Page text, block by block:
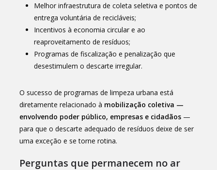
Melhor infraestrutura de coleta seletiva e pontos de
entrega voluntária de recicláveis;
Incentivos à economia circular e ao
reaproveitamento de resíduos;
Programas de fiscalização e penalização que
desestimulem o descarte irregular.
O sucesso de programas de limpeza urbana está
diretamente relacionado à mobilização coletiva —
envolvendo poder público, empresas e cidadãos —
para que o descarte adequado de resíduos deixe de ser
uma exceção e se torne rotina.
Perguntas que permanecem no ar